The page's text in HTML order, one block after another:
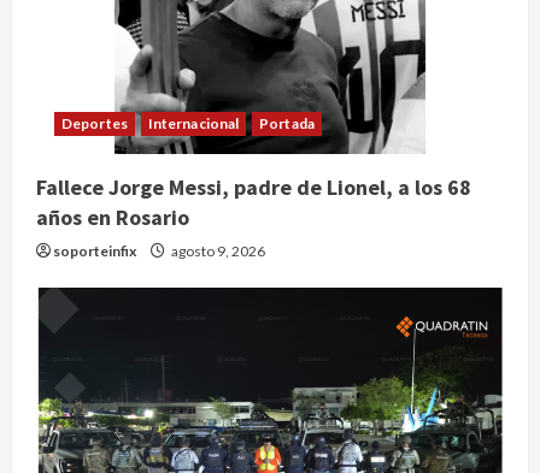
Deportes Internacional Portada
Fallece Jorge Messi, padre de Lionel, a los 68
años en Rosario
soporteinfix agosto 9, 2026